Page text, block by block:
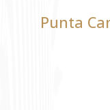
Punta